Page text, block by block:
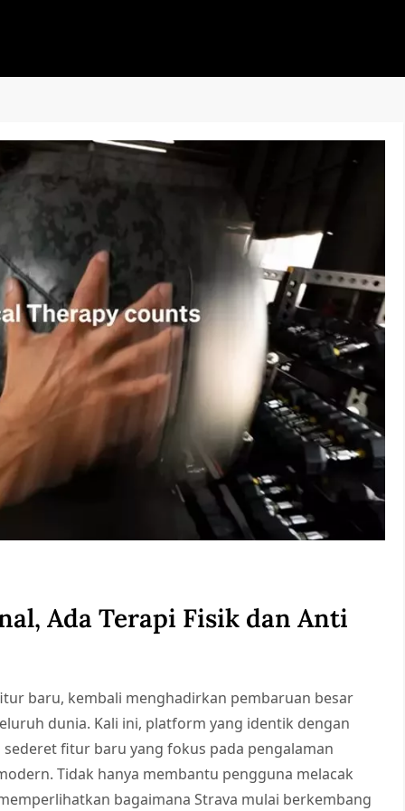
Ada Terapi Fisik dan Anti
baru, kembali menghadirkan pembaruan besar
dunia. Kali ini, platform yang identik dengan
fitur baru yang fokus pada pengalaman
Tidak hanya membantu pengguna melacak
bagaimana Strava mulai berkembang